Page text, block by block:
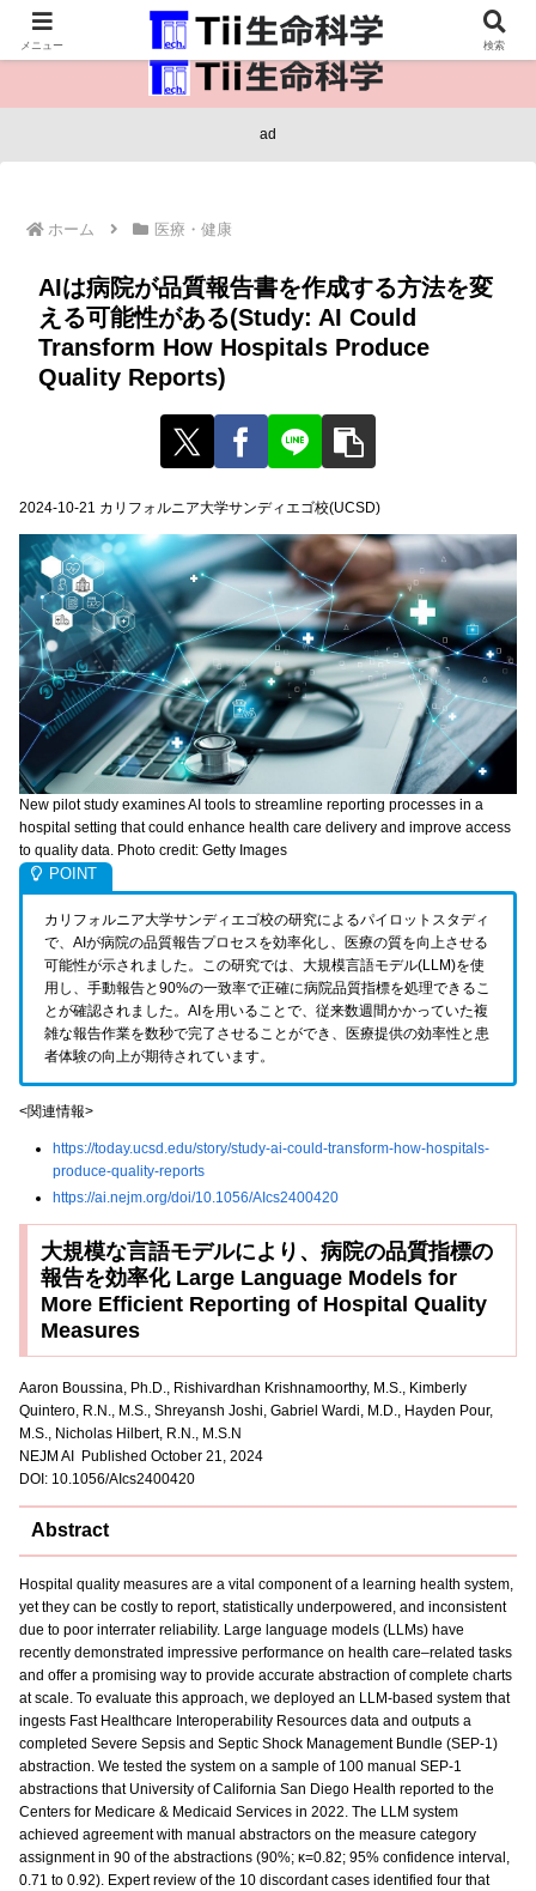
医療保健・生命・生物の情報インフラ。
ad
ホーム 医療・健康
AIは病院が品質報告書を作成する方法を変
える可能性がある(Study: AI Could
Transform How Hospitals Produce
Quality Reports)
2024-10-21 カリフォルニア大学サンディエゴ校(UCSD)
New pilot study examines AI tools to streamline reporting processes in a
hospital setting that could enhance health care delivery and improve access
to quality data. Photo credit: Getty Images
カリフォルニア大学サンディエゴ校の研究によるパイロットスタディ
で、AIが病院の品質報告プロセスを効率化し、医療の質を向上させる
可能性が示されました。この研究では、大規模言語モデル(LLM)を使
用し、手動報告と90%の一致率で正確に病院品質指標を処理できるこ
とが確認されました。AIを用いることで、従来数週間かかっていた複
雑な報告作業を数秒で完了させることができ、医療提供の効率性と患
者体験の向上が期待されています。
<関連情報>
https://today.ucsd.edu/story/study-ai-could-transform-how-hospitals-
produce-quality-reports
https://ai.nejm.org/doi/10.1056/AIcs2400420
大規模な言語モデルにより、病院の品質指標の
報告を効率化 Large Language Models for
More Efficient Reporting of Hospital Quality
Measures
Aaron Boussina, Ph.D., Rishivardhan Krishnamoorthy, M.S., Kimberly
Quintero, R.N., M.S., Shreyansh Joshi, Gabriel Wardi, M.D., Hayden Pour,
M.S., Nicholas Hilbert, R.N., M.S.N
NEJM AI Published October 21, 2024
DOI: 10.1056/AIcs2400420
Abstract
Hospital quality measures are a vital component of a learning health system,
yet they can be costly to report, statistically underpowered, and inconsistent
due to poor interrater reliability. Large language models (LLMs) have
recently demonstrated impressive performance on health care–related tasks
and offer a promising way to provide accurate abstraction of complete charts
at scale. To evaluate this approach, we deployed an LLM-based system that
ingests Fast Healthcare Interoperability Resources data and outputs a
completed Severe Sepsis and Septic Shock Management Bundle (SEP-1)
abstraction. We tested the system on a sample of 100 manual SEP-1
abstractions that University of California San Diego Health reported to the
Centers for Medicare & Medicaid Services in 2022. The LLM system
achieved agreement with manual abstractors on the measure category
assignment in 90 of the abstractions (90%; κ=0.82; 95% confidence interval,
0.71 to 0.92). Expert review of the 10 discordant cases identified four that
メニュー 検索